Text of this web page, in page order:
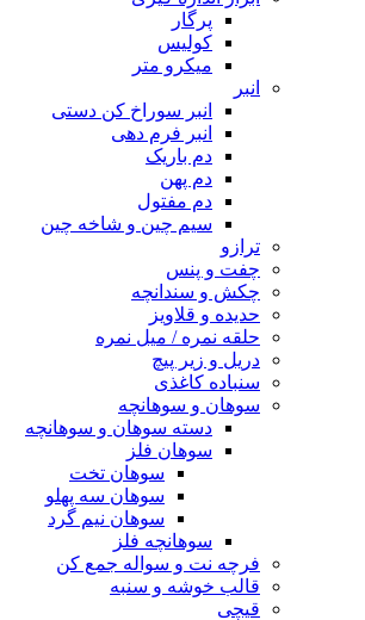
پرگار
کولیس
میکرو متر
انبر
انبر سوراخ کن دستی
انبر فرم دهی
دم باریک
دم پهن
دم مفتول
سیم چین و شاخه چین
ترازو
چفت و پنس
چکش و سندانچه
حدیده و قلاویز
حلقه نمره / میل نمره
دریل و زیر پیچ
سنباده کاغذی
سوهان و سوهانچه
دسته سوهان و سوهانچه
سوهان فلز
سوهان تخت
سوهان سه پهلو
سوهان نیم گرد
سوهانچه فلز
فرچه نت و سواله جمع کن
قالب خوشه و سنبه
قیچی